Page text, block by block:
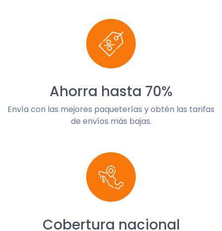
Ahorra hasta 70%
Envía con las mejores paqueterías y obtén las tarifas
de envíos más bajas.
Cobertura nacional